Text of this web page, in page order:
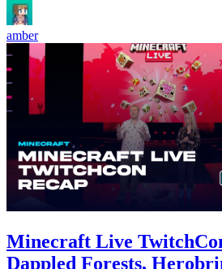
amber
Minecraft Live
Dappled Forests,